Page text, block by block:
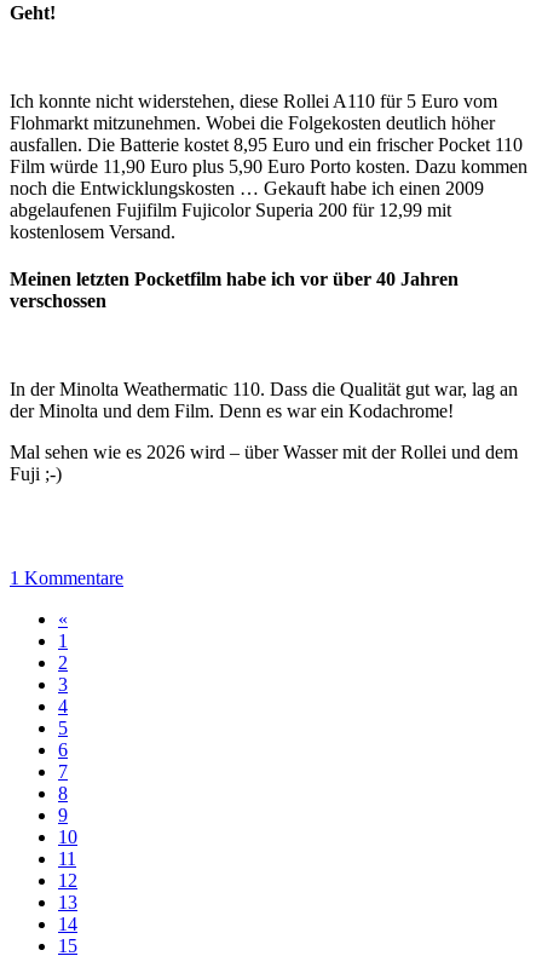
Geht!
Ich konnte nicht widerstehen, diese Rollei A110 für 5 Euro vom
Flohmarkt mitzunehmen. Wobei die Folgekosten deutlich höher
ausfallen. Die Batterie kostet 8,95 Euro und ein frischer Pocket 110
Film würde 11,90 Euro plus 5,90 Euro Porto kosten. Dazu kommen
noch die Entwicklungskosten … Gekauft habe ich einen 2009
abgelaufenen Fujifilm Fujicolor Superia 200 für 12,99 mit
kostenlosem Versand.
Meinen letzten Pocketfilm habe ich vor über 40 Jahren
verschossen
In der Minolta Weathermatic 110. Dass die Qualität gut war, lag an
der Minolta und dem Film. Denn es war ein Kodachrome!
Mal sehen wie es 2026 wird – über Wasser mit der Rollei und dem
Fuji ;-)
1 Kommentare
«
1
2
3
4
5
6
7
8
9
10
11
12
13
14
15